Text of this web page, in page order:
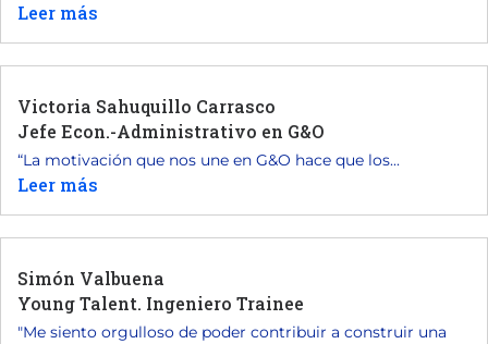
Leer más
Victoria Sahuquillo Carrasco
Jefe Econ.-Administrativo en G&O
“La motivación que nos une en G&O hace que los...
Leer más
Simón Valbuena
Young Talent. Ingeniero Trainee
"Me siento orgulloso de poder contribuir a construir una